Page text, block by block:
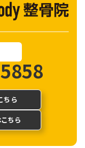
ちら
ちら